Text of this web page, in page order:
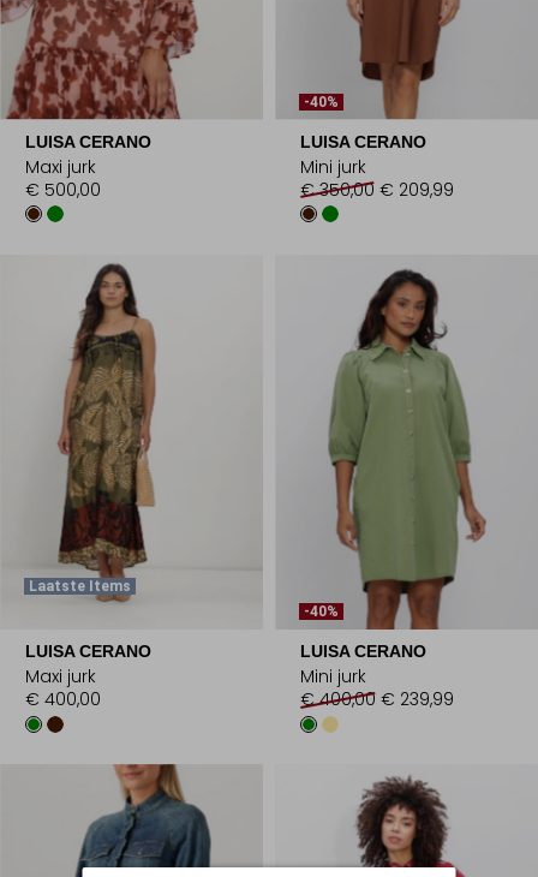
LUISA CERANO
Maxi jurk
€ 500,00
-40%
LUISA CERANO
Mini jurk
€ 350,00 € 209,99
Laatste Items
LUISA CERANO
Maxi jurk
€ 400,00
-40%
LUISA CERANO
Mini jurk
€ 400,00 € 239,99